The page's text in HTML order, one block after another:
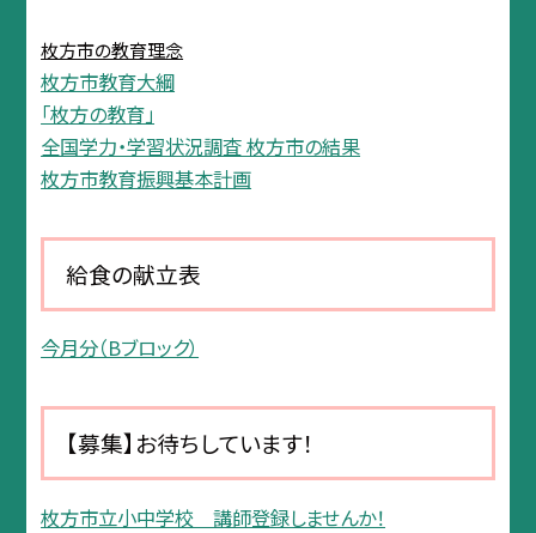
枚方市の教育理念
枚方市教育大綱
「枚方の教育」
全国学力・学習状況調査 枚方市の結果
枚方市教育振興基本計画
給食の献立表
今月分（Bブロック）
【募集】お待ちしています！
枚方市立小中学校 講師登録しませんか！